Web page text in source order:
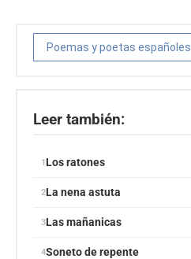
Poemas y poetas españoles
Leer también:
Los ratones
La nena astuta
Las mañanicas
Soneto de repente